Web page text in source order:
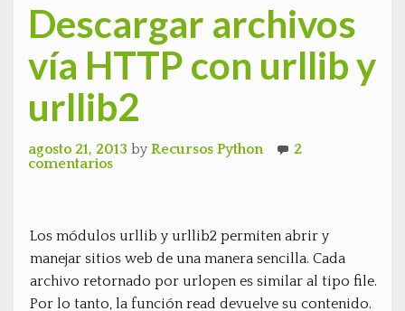
Descargar archivos
vía HTTP con urllib y
urllib2
agosto 21, 2013 by Recursos Python
2
comentarios
Los módulos urllib y urllib2 permiten abrir y
manejar sitios web de una manera sencilla. Cada
archivo retornado por urlopen es similar al tipo file.
Por lo tanto, la función read devuelve su contenido.